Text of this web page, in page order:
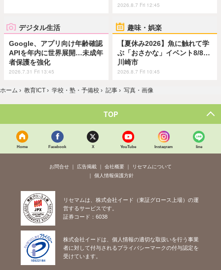
2026.8.7 Fri 12:45
デジタル生活
Google、アプリ向け年齢確認
APIを年内に世界展開…未成年
者保護を強化
2026.7.31 Fri 13:45
趣味・娯楽
【夏休み2026】魚に触れて学
ぶ「おさかな」イベント8/8…
川崎市
2026.8.7 Fri 10:45
ホーム › 教育ICT › 学校・塾・予備校 › 記事 › 写真・画像
TOP
Home Facebook X YouTube Instagram line
お問合せ 広告掲載 会社概要
リセマムについて
個人情報保護方針
リセマムは、株式会社イード（東証グロース上場）の運
営するサービスです。
証券コード：6038
株式会社イードは、個人情報の適切な取扱いを行う事業
者に対して付与されるプライバシーマークの付与認定を
受けています。